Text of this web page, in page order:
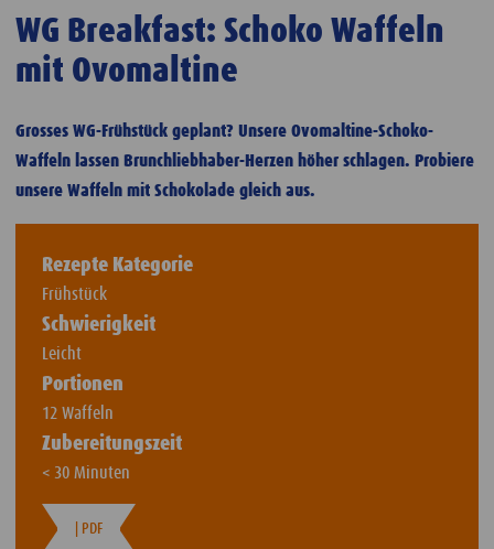
WG Breakfast: Schoko Waffeln
mit Ovomaltine
Grosses WG-Frühstück geplant? Unsere Ovomaltine-Schoko-
Waffeln lassen Brunchliebhaber-Herzen höher schlagen. Probiere
unsere Waffeln mit Schokolade gleich aus.
Rezepte Kategorie
Frühstück
Schwierigkeit
Leicht
Portionen
12 Waffeln
Zubereitungszeit
< 30 Minuten
| PDF